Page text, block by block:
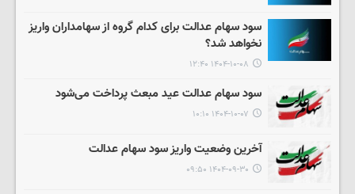
سود سهام عدالت برای کدام گروه از سهامداران واریز
نخواهد شد؟
۱۴۰۴-۱۰-۰۸ ۱۲:۴۰
سود سهام عدالت عید مبعث پرداخت می‌شود
۱۴۰۴-۱۰-۰۷ ۱۰:۱۰
آخرین وضعیت واریز سود سهام عدالت
۱۴۰۴-۰۹-۳۰ ۰۹:۵۰